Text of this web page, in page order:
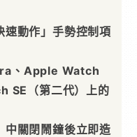
速動作」手勢控制項
、Apple Watch
（第二代）上的
中關閉鬧鐘後立即造